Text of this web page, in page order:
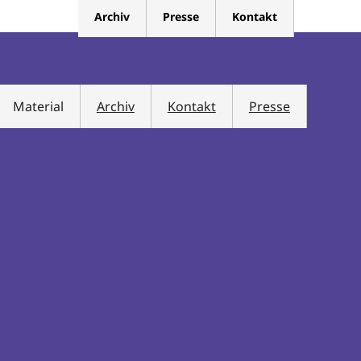
Archiv Presse Kontakt
Material Archiv Kontakt Presse